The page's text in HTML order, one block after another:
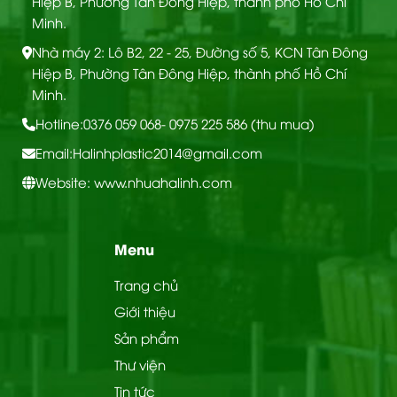
Cấu tạo tấm nhựa PVC phủ Melamine
Minh.
Nhà máy 2: Lô B2, 22 - 25, Đường số 5, KCN Tân Đông
Hiệp B, Phường Tân Đông Hiệp, thành phố Hồ Chí
Minh.
Hotline:0376 059 068- 0975 225 586 (thu mua)
Email:Halinhplastic2014@gmail.com
Website: www.nhuahalinh.com
Menu
Trang chủ
Giới thiệu
Sản phẩm
Thư viện
Tin tức